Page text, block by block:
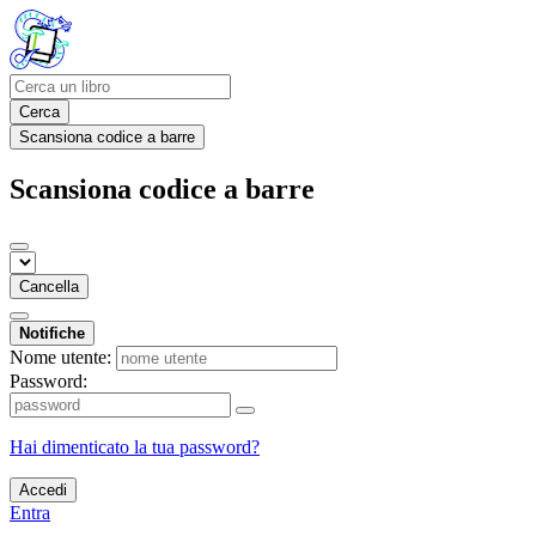
Cerca
Scansiona codice a barre
Scansiona codice a barre
Cancella
Notifiche
Nome utente:
Password:
Hai dimenticato la tua password?
Accedi
Entra